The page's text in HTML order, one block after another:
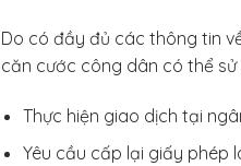
Do có đầy đủ các thông tin
căn cước công dân có thể
Thực hiện giao dịch tại
Yêu cầu cấp lại giấy phép